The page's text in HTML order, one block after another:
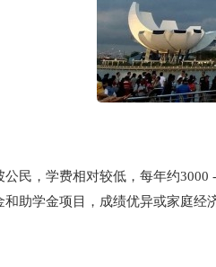
民，学费相对较低，每年约
助学金项目，成绩优异或家庭经